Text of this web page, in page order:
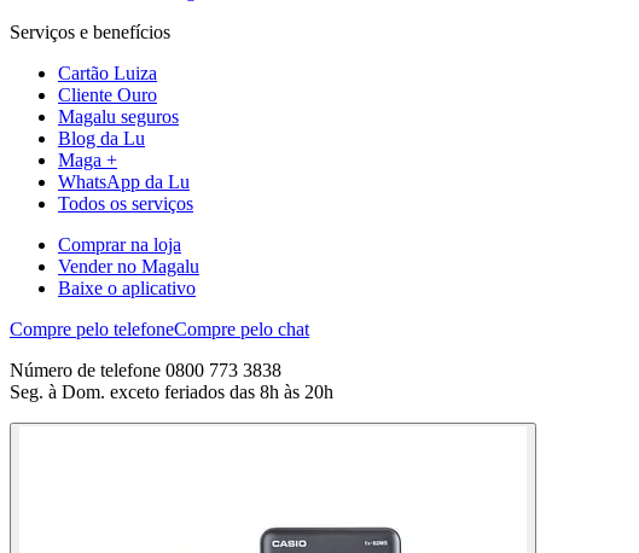
Serviços e benefícios
Cartão Luiza
Cliente Ouro
Magalu seguros
Blog da Lu
Maga +
WhatsApp da Lu
Todos os serviços
Comprar na loja
Vender no Magalu
Baixe o aplicativo
Compre pelo telefoneCompre pelo chat
Número de telefone 0800 773 3838
Seg. à Dom. exceto feriados das 8h às 20h